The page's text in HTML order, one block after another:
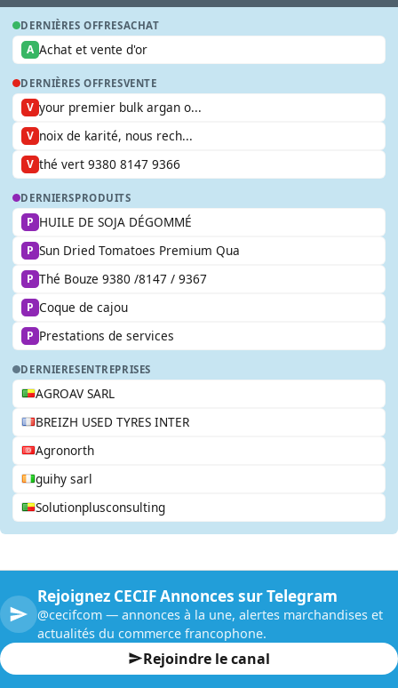
DERNIÈRES OFFRESACHAT
A Achat et vente d'or
DERNIÈRES OFFRESVENTE
V your premier bulk argan o...
V noix de karité, nous rech...
V thé vert 9380 8147 9366
DERNIERSPRODUITS
P HUILE DE SOJA DÉGOMMÉ
P Sun Dried Tomatoes Premium Qua
P Thé Bouze 9380 /8147 / 9367
P Coque de cajou
P Prestations de services
DERNIERESENTREPRISES
AGROAV SARL
BREIZH USED TYRES INTER
Agronorth
guihy sarl
Solutionplusconsulting
Rejoignez CECIF Annonces sur Telegram
@cecifcom — annonces à la une, alertes marchandises et
actualités du commerce francophone.
Rejoindre le canal